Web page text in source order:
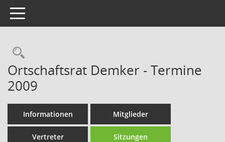
Toggle navigation
Rechercheauswahl
Ortschaftsrat Demker - Termine
2009
Informationen Mitglieder
Vertreter Sitzungen